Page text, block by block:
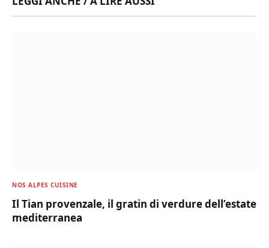
NOS ALPES CUISINE
Il Tian provenzale, il gratin di verdure dell’estate
mediterranea